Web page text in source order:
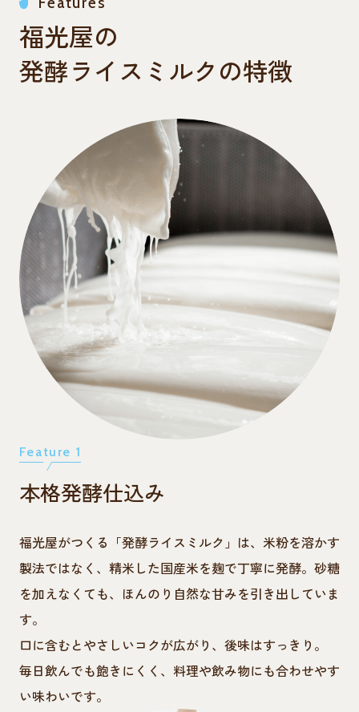
福光屋の
発酵ライスミルクの特徴
Feature 1
本格発酵仕込み
福光屋がつくる「発酵ライスミルク」は、米粉を溶かす
製法ではなく、精米した国産米を麹で丁寧に発酵。砂糖
を加えなくても、ほんのり自然な甘みを引き出していま
す。
口に含むとやさしいコクが広がり、後味はすっきり。
毎日飲んでも飽きにくく、料理や飲み物にも合わせやす
い味わいです。